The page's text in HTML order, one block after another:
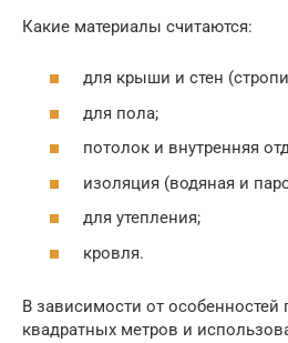
Какие материалы считаются:
для крыши и стен
для пола;
потолок и внутренняя
изоляция (водяная и
для утепления;
кровля.
В зависимости от особенностей
квадратных метров и